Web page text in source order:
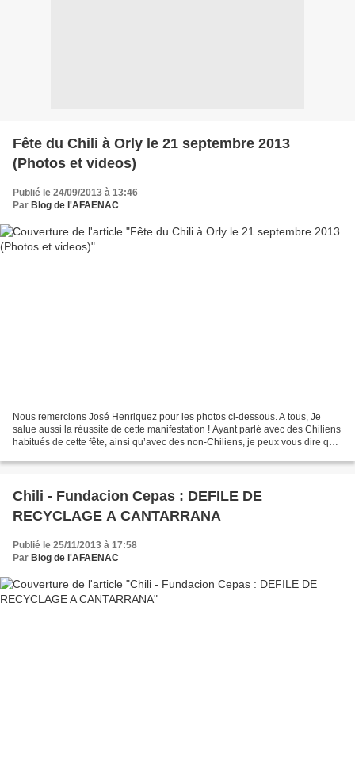
Fête du Chili à Orly le 21 septembre 2013
(Photos et videos)
Publié le 24/09/2013 à 13:46
Par Blog de l'AFAENAC
Nous remercions José Henriquez pour les photos ci-dessous. A tous, Je
salue aussi la réussite de cette manifestation ! Ayant parlé avec des Chiliens
habitués de cette fête, ainsi qu’avec des non-Chiliens, je peux vous dire que
Chili - Fundacion Cepas : DEFILE DE
RECYCLAGE A CANTARRANA
Publié le 25/11/2013 à 17:58
Par Blog de l'AFAENAC